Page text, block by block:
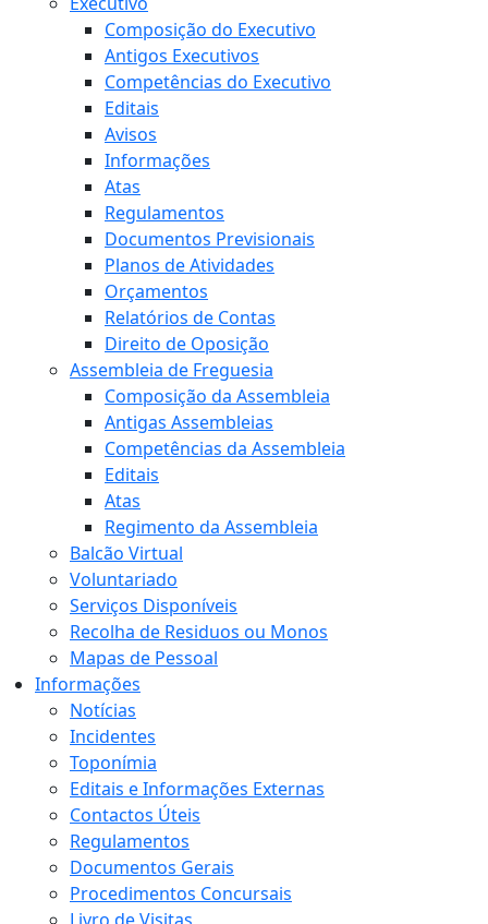
Composição do Executivo
Antigos Executivos
Competências do Executivo
Editais
Avisos
Informações
Atas
Regulamentos
Documentos Previsionais
Planos de Atividades
Orçamentos
Relatórios de Contas
Direito de Oposição
Assembleia de Freguesia
Composição da Assembleia
Antigas Assembleias
Competências da Assembleia
Editais
Atas
Regimento da Assembleia
Balcão Virtual
Voluntariado
Serviços Disponíveis
Recolha de Residuos ou Monos
Mapas de Pessoal
Informações
Notícias
Incidentes
Toponímia
Editais e Informações Externas
Contactos Úteis
Regulamentos
Documentos Gerais
Procedimentos Concursais